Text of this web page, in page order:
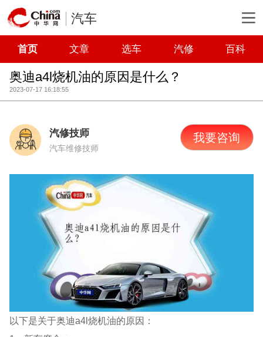
汽车
首页 文章 选车 汽修 百科
奥迪a4l烧机油的原因是什么？
2023-07-17 16:18:55
汽修技师
汽车维修技师
我要咨询
以下是关于奥迪a4l烧机油的原因：